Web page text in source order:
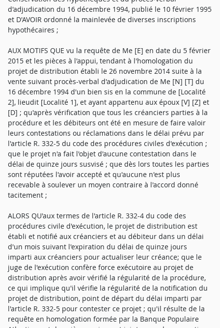
d'adjudication du 16 décembre 1994, publié le 10 février 1995
et D'AVOIR ordonné la mainlevée de diverses inscriptions
hypothécaires ;
AUX MOTIFS QUE vu la requête de Me [E] en date du 5 février
2015 et les pièces à l'appui, tendant à l'homologation du
projet de distribution établi le 26 novembre 2014 suite à la
vente suivant procès-verbal d'adjudication de Me [N] [T] du
16 décembre 1994 d'un bien sis en la commune de [Localité
2], lieudit [Localité 1], et ayant appartenu aux époux [V] [Z] et
[D] ; qu'après vérification que tous les créanciers parties à la
procédure et les débiteurs ont été en mesure de faire valoir
leurs contestations ou réclamations dans le délai prévu par
l'article R. 332-5 du code des procédures civiles d'exécution ;
que le projet n'a fait l'objet d'aucune contestation dans le
délai de quinze jours susvisé ; que dès lors toutes les parties
sont réputées l'avoir accepté et qu'aucune n'est plus
recevable à soulever un moyen contraire à l'accord donné
tacitement ;
ALORS QU'aux termes de l'article R. 332-4 du code des
procédures civile d'exécution, le projet de distribution est
établi et notifié aux créanciers et au débiteur dans un délai
d'un mois suivant l'expiration du délai de quinze jours
imparti aux créanciers pour actualiser leur créance; que le
juge de l'exécution confère force exécutoire au projet de
distribution après avoir vérifié la régularité de la procédure,
ce qui implique qu'il vérifie la régularité de la notification du
projet de distribution, point de départ du délai imparti par
l'article R. 332-5 pour contester ce projet ; qu'il résulte de la
requête en homologation formée par la Banque Populaire